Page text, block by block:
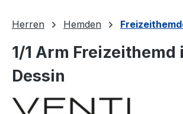
Herren Hemden
1/1 Arm Freizeithemd
Dessin